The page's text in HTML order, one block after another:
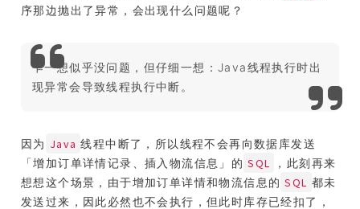
序那边抛出了异常，会出现什么问题呢？
乍一想似乎没问题，但仔细一想：Java线程执行时出
现异常会导致线程执行中断。
因为 Java 线程中断了，所以线程不会再向数据库发送
「增加订单详情记录、插入物流信息」的 SQL
，此刻再来
想想这个场景，由于增加订单详情和物流信息的 SQL 都未
发送过来，因此必然也不会执行，但此时库存已经扣了，